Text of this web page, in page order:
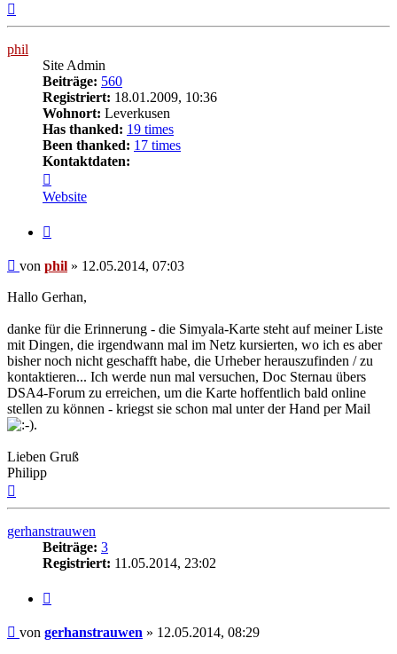
phil
Site Admin
Beiträge: 560
Registriert: 18.01.2009, 10:36
Wohnort: Leverkusen
Has thanked: 19 times
Been thanked: 17 times
Kontaktdaten:
von
phil
Website
Beitrag
von phil » 12.05.2014, 07:03
Hallo Gerhan,
danke für die Erinnerung - die Simyala-Karte steht auf meiner Liste
mit Dingen, die irgendwann mal im Netz kursierten, wo ich es aber
bisher noch nicht geschafft habe, die Urheber herauszufinden / zu
kontaktieren... Ich werde nun mal versuchen, Doc Sternau übers
DSA4-Forum zu erreichen, um die Karte hoffentlich bald online
stellen zu können - kriegst sie schon mal unter der Hand per Mail
.
Lieben Gruß
Philipp
gerhanstrauwen
Beiträge: 3
Registriert: 11.05.2014, 23:02
Beitrag
von gerhanstrauwen » 12.05.2014, 08:29